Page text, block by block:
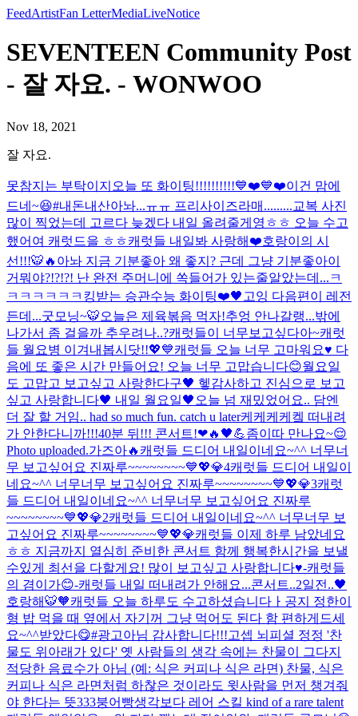
FeedArtistFan LetterMediaLiveNotice
SEVENTEEN Community Post
- 잘 자요. - WONWOO
Nov 18, 2021
잘 자요.
못참지는 부탁이지 오늘 또 화이팅!!!!!!!!!!💙❤️💙❤️이건 맘에
드네~😆#내돈내산아놔...ㅠㅠ 프리사이즈라매.........교복 사진
많이 찍었는데 고르다 늦겠다 내일 올려줄게영ㅎㅎ 오늘 수고
했어여 캐럿드을 ㅎㅎ캐럿들 내일봐 사랑해❤️호랑이의 시
선!!!🐯🔥 아놔 지금 기분좋아 왜 좋지? 근데 그냥 기분좋아이
거뭐야?!?!?! 난 완전 주머니에 쏙들어가 있는줄알았는데...ㅋ
ㅋㅋㅋㅋㅋㅋ 킹받는 승관수능 화이팅❤️🖤 고잉 다음편이 레전
든데...굿모닝~🐯오늘은 제육볶음 먹자!추엉 안나갈랭...밖에
나가서 좀 걸을까 추우려나..?캐럿들이 너무보고싶다아~캐럿
들 월요병 이겨내봅시닷!!💖💙캐럿들 오늘 너무 고마워요♥️ 다
음에 또 좋은 시간 만들어요! 오늘 너무 고맙습니다😊월요일
도 고맙고 보고싶고 사랑한다구🖤 헿감사하고 진심으로 보고
싶고 사랑합니다🖤 내일 월요일🖤 오늘 넘 재밌었어요.. 담엔
더 잘 할 거임.. had so much fun. catch u later케케케케켘 떠내려
가 안한다니까!!!40분 뒤!!! 콘서트!❤🔥🖤💪좀이따 만나요~😌
Photo uploaded.가즈아🔥 캐럿들 드디어 내일이네요~^^ 너무너
무 보고싶어요 진짜루~~~~~~~~💙💖💎4캐럿들 드디어 내일이
네요~^^ 너무너무 보고싶어요 진짜루~~~~~~~~💙💖💎3캐럿
들 드디어 내일이네요~^^ 너무너무 보고싶어요 진짜루
~~~~~~~~💙💖💎2캐럿들 드디어 내일이네요~^^ 너무너무 보
고싶어요 진짜루~~~~~~~~💙💖💎캐럿들 이제 하루 남았네요
ㅎㅎ 지금까지 열심히 준비한 콘서트 함께 행복한시간을 보낼
수있게 최선을 다할게요! 많이 보고싶고 사랑합니다♥️-캐럿들
의 겸이가😊-캐럿들 내일 떠내려가 안해요...콘서트..2일전..🖤
호랑해🐯🧡캐럿들 오늘 하루도 수고하셨습니다ㅏ 공지 정한이
형 밥 먹을 때 옆에서 자기꺼 그냥 먹어도 된다 함 편하게드세
요~^^받았다😋#광고아님 감사합니다!!!고셉 뇌피셜 정정 '찬
물도 위아래가 있다' 옛 사람들의 생각 속에는 찬물이 그다지
적당한 음료수가 아님 (예: 식은 커피나 식은 라면) 찬물, 식은
커피나 식은 라면처럼 하찮은 것이라도 윗사람을 먼저 챙겨줘
야 한다는 뜻333붕어빵생각보다 레어 스킬 kind of a rare talent